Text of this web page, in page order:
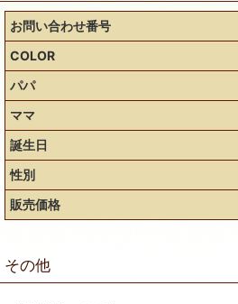
お問い合わせ番号
COLOR
パパ
ママ
誕生日
性別
販売価格
その他